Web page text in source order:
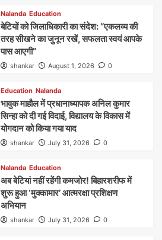
Nalanda Education
बेटियों को जिलाधिकारी का संदेश: “एकलव्य की
तरह सीखने का जुनून रखें, सफलता स्वयं आपके
पास आएगी”
shankar August 1, 2026 0
Education Nalanda
भावुक माहौल में प्रधानाध्यापक अनिल कुमार
सिन्हा को दी गई विदाई, विद्यालय के विकास में
योगदान को किया गया याद
shankar July 31, 2026 0
Nalanda Education
अब बेटियां नहीं रहेंगी कमजोर! बिहारशरीफ में
शुरू हुआ ‘मुक्कामार’ आत्मरक्षा प्रशिक्षण
अभियान
shankar July 31, 2026 0